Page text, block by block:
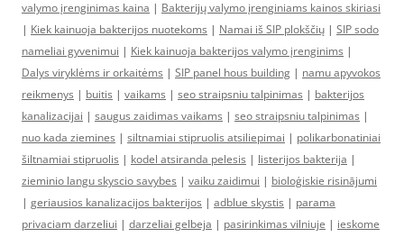
valymo įrenginimas kaina | Bakterijų valymo įrenginiams kainos skiriasi
| Kiek kainuoja bakterijos nuotekoms | Namai iš SIP plokščių | SIP sodo
nameliai gyvenimui | Kiek kainuoja bakterijos valymo įrenginims |
Dalys viryklėms ir orkaitėms | SIP panel hous building | namu apyvokos
reikmenys | buitis | vaikams | seo straipsniu talpinimas | bakterijos
kanalizacijai | saugus zaidimas vaikams | seo straipsniu talpinimas |
nuo kada ziemines | siltnamiai stipruolis atsiliepimai | polikarbonatiniai
šiltnamiai stipruolis | kodel atsiranda pelesis | listerijos bakterija |
zieminio langu skyscio savybes | vaiku zaidimui | bioloģiskie risinājumi
| geriausios kanalizacijos bakterijos | adblue skystis | parama
privaciam darzeliui | darzeliai gelbeja | pasirinkimas vilniuje | ieskome